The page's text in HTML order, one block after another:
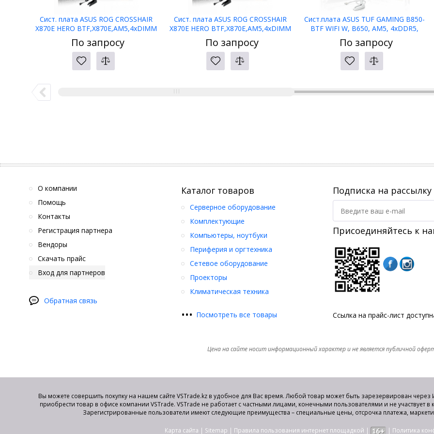
Сист. плата ASUS ROG CROSSHAIR
X870E HERO BTF,X870E,AM5,4xDIMM
DDR5,2xPCI-E x16
,5xM.2,4xSATA,HDMI,WIFI7,BOX
По запросу
Сист. плата ASUS ROG CROSSHAIR
X870E HERO BTF,X870E,AM5,4xDIMM
DDR5,2xPCI-E x16
,5xM.2,4xSATA,HDMI,WIFI7,BOX
По запросу
Сист.плата ASUS TUF GAMING B850-
BTF WIFI W, B650, AM5, 4xDDR5,
2xPCI-E x16, PCI-Ex1, M2,
SATA,HDMI,DP, WIFI7, WHITE, BOX
По запросу
О компании
Помощь
Контакты
Регистрация партнера
Вендоры
Скачать прайс
Вход для партнеров
Обратная связь
Каталог товаров
Серверное оборудование
Комплектующие
Компьютеры, ноутбуки
Периферия и оргтехника
Сетевое оборудование
Проекторы
Климатическая техника
••• Посмотреть все товары
Подписка на рассылку
Присоединяйтесь к
Ссылка на прайс-лист
Цена на сайте носит информационный характер и не является публичной
Вы можете совершить покупку на нашем сайте VSTrade.kz в удобное для Вас время. Любой товар может быть зарезервирован через
приобрести товар в офисе компании VSTrade. VSTrade не работает с частными лицами, конечными пользователями и не участвует
Зарегистрированные пользователи имеют следующие преимущества – специальные цены, отсрочка платежа,
Карта сайта | Sitemap | Правила пользования интернет площадкой | | Политика